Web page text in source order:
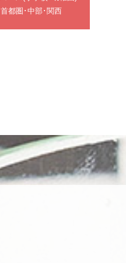
首都圏･中部･関西